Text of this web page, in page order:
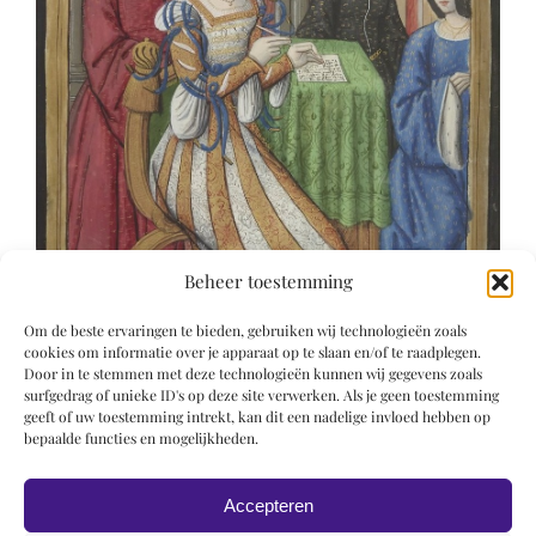
Beheer toestemming
Om de beste ervaringen te bieden, gebruiken wij technologieën zoals
cookies om informatie over je apparaat op te slaan en/of te raadplegen.
Door in te stemmen met deze technologieën kunnen wij gegevens zoals
surfgedrag of unieke ID's op deze site verwerken. Als je geen toestemming
geeft of uw toestemming intrekt, kan dit een nadelige invloed hebben op
bepaalde functies en mogelijkheden.
Accepteren